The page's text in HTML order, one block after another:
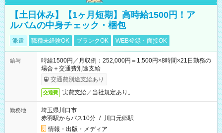
【土日休み】【1ヶ月短期】高時給1500円！ア
ルバムの中身チェック・梱包
派遣 職種未経験OK ブランクOK WEB登録・面接OK
給与
時給1500円／月収例：252,000円＝1,500円×8時間×21日勤務の
場合＋交通費別途支給
交通費別途支給あり
交通費 実費支給／当社規定あり。
勤務地
埼玉県川口市
赤羽駅からバス10分 / 川口元郷駅
情報・出版・メディア